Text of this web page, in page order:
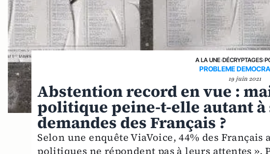
A LA UNE›DÉCRYPTAGES›
PROBLEME
19 juin 2021
Abstention record en vue :
politique peine-t-elle autant à
demandes des Français ?
Selon une enquête ViaVoice, 44% des Français
politiques ne répondent pas à leurs attentes ».